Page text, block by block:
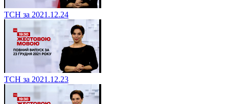
ТСН за 2021.12.24
ТСН за 2021.12.23